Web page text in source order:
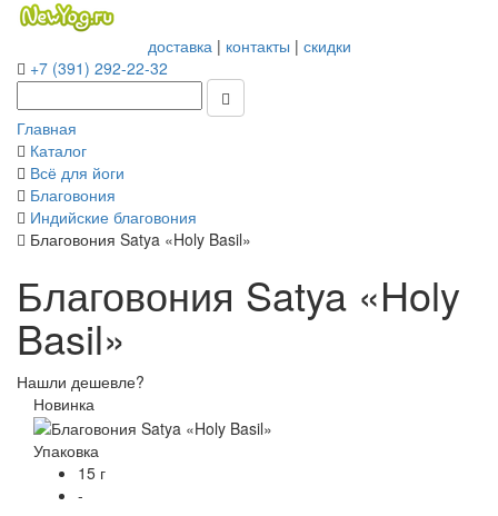
доставка| контакты | скидки
+7 (391) 292-22-32
Главная
Каталог
Всё для йоги
Благовония
Индийские благовония
Благовония Satya «Holy Basil»
Благовония Satya «Holy
Basil»
Нашли дешевле?
Новинка
Упаковка
15 г
-